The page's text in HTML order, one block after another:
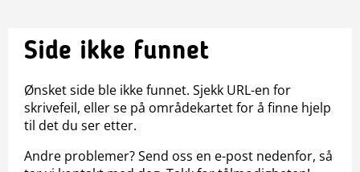
Side ikke funnet
Ønsket side ble ikke funnet. Sjekk URL-en for
skrivefeil, eller se på områdekartet for å finne hjelp
til det du ser etter.
Andre problemer? Send oss en e-post nedenfor, så